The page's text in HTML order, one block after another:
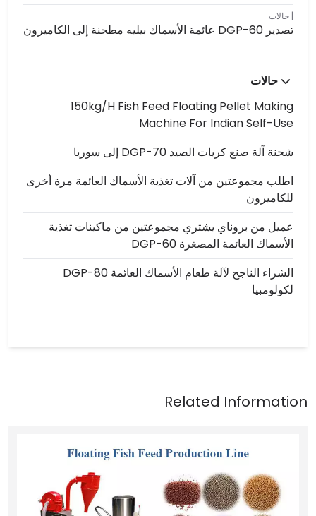
حالات
تصدير DGP-60 عائمة الأسماك بيليه مطحنة إلى الكاميرون
حالات
150kg/h Fish Feed Floating Pellet Making
Machine For Indian Self-Use
شحنة آلة صنع كريات الصيد DGP-70 إلى سوريا
اطلب مجموعتين من آلات تغذية الأسماك العائمة مرة أخرى
للكاميرون
عميل من بروناي يشتري مجموعتين من ماكينات تغذية
الأسماك العائمة المصغرة DGP-60
الشراء الناجح لآلة طعام الأسماك العائمة DGP-80
لكولومبيا